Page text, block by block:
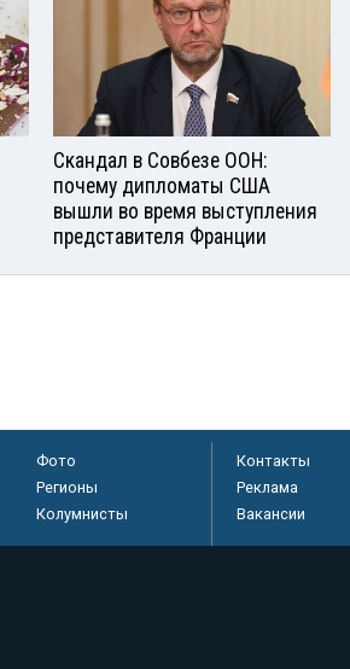
Скандал в Совбезе ООН:
почему дипломаты США
вышли во время выступления
представителя Франции
Фото
Регионы
Колумнисты
Контакты
Реклама
Вакансии